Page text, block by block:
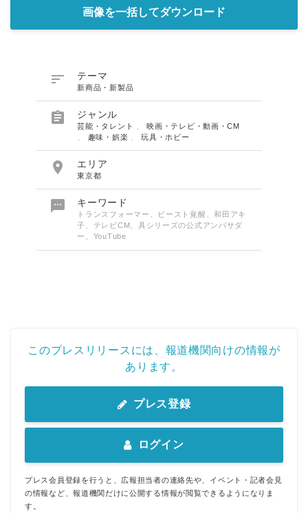
画像を一括してダウンロード
 テーマ
新商品・新製品
 ジャンル
芸能・タレント
映画・テレビ・動画・CM
趣味・娯楽 、玩具・ホビー
 エリア
東京都
 キーワード
トランスフォーマー、ビースト覚醒、和田アキ
子、テレビCM、具シリーズの公式アンバサダ
ー、YouTube
このプレスリリースには、報道機関向けの情報が
あります。
プレス登録
ログイン
プレス会員登録を行うと、広報担当者の連絡先や、イベント・記者会見
の情報など、報道機関だけに公開する情報が閲覧できるようになりま
す。